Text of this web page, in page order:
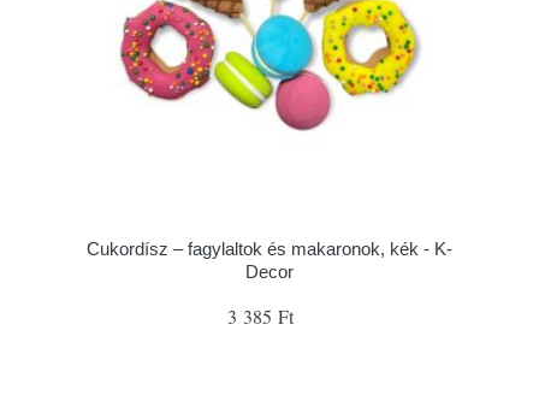
Cukordísz – fagylaltok és makaronok, kék - K-
Decor
3 385 Ft